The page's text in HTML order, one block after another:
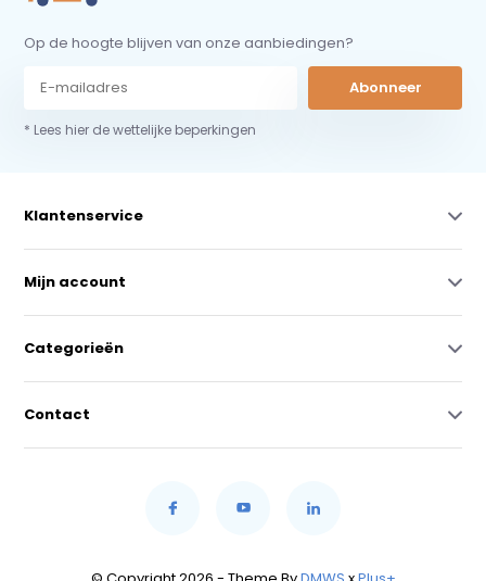
Op de hoogte blijven van onze aanbiedingen?
Abonneer
* Lees hier de wettelijke beperkingen
Klantenservice
Mijn account
Categorieën
Contact